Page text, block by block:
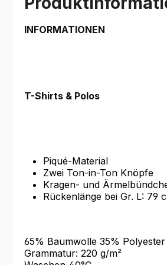
INFORMATIONEN
T-Shirts & Polos
Piqué-Material
Zwei Ton-in-Ton Knöpfe
Kragen- und
Rückenlänge bei Gr. L: 79
65% Baumwolle 35% Polyester
Grammatur: 220 g/m²